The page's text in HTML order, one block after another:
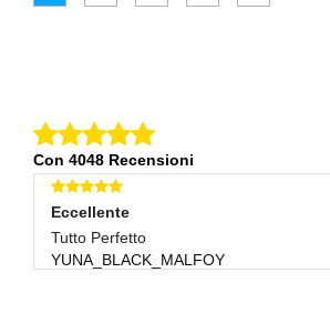
Con 4048 Recensioni
Eccellente
Tutto Perfetto
YUNA_BLACK_MALFOY
Eccellente
Ok
DINEVEPALLA